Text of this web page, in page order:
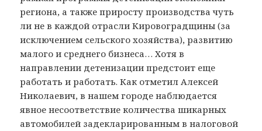
региона, а также приросту производства чуть
ли не в каждой отрасли Кировоградщины (за
исключением сельского хозяйства), развитию
малого и среднего бизнеса… Хотя в
направлении детенизации предстоит еще
работать и работать. Как отметил Алексей
Николаевич, в нашем городе наблюдается
явное несоответствие количества шикарных
автомобилей задекларированным в налоговой